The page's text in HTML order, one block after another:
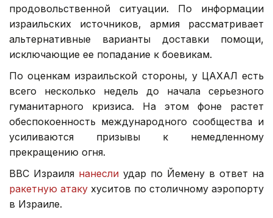
продовольственной ситуации. По информации
израильских источников, армия рассматривает
альтернативные варианты доставки помощи,
исключающие ее попадание к боевикам.
По оценкам израильской стороны, у ЦАХАЛ есть
всего несколько недель до начала серьезного
гуманитарного кризиса. На этом фоне растет
обеспокоенность международного сообщества и
усиливаются призывы к немедленному
прекращению огня.
ВВС Израиля нанесли удар по Йемену в ответ на
ракетную атаку хуситов по столичному аэропорту
в Израиле.